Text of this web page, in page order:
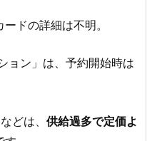
ドの詳細は不明。
ョン」は、予約開始時は
どは、 供給過多で定価よ